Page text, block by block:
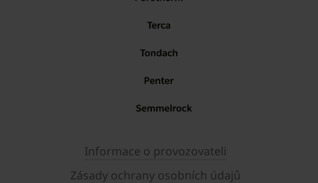
Informace o provozovateli
Zásady ochrany osobních údajů